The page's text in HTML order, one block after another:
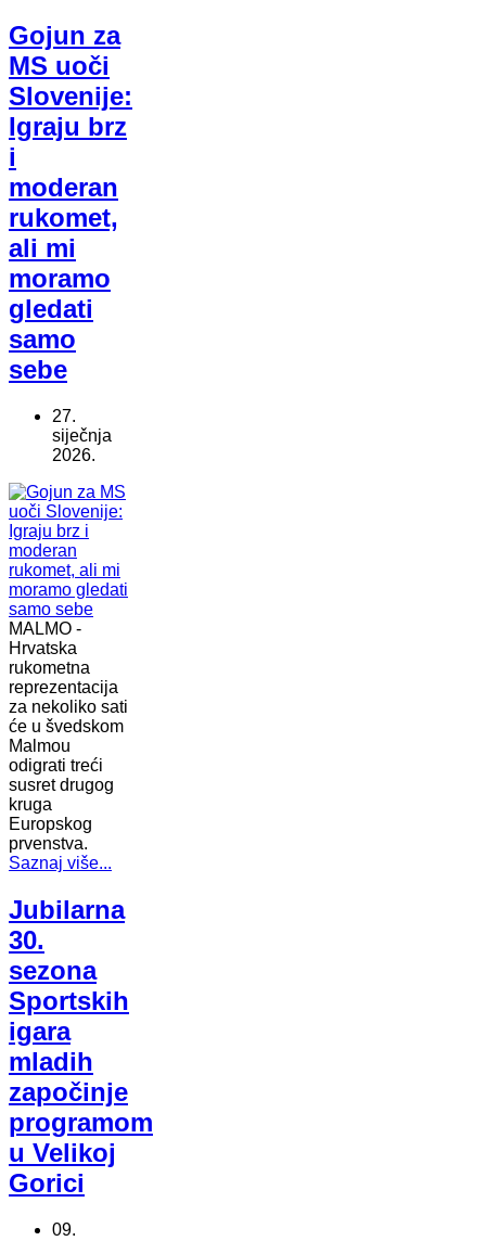
Gojun za
MS uoči
Slovenije:
Igraju brz
i
moderan
rukomet,
ali mi
moramo
gledati
samo
sebe
27.
siječnja
2026.
MALMO -
Hrvatska
rukometna
reprezentacija
za nekoliko sati
će u švedskom
Malmou
odigrati treći
susret drugog
kruga
Europskog
prvenstva.
Saznaj više...
Jubilarna
30.
sezona
Sportskih
igara
mladih
započinje
programom
u Velikoj
Gorici
09.